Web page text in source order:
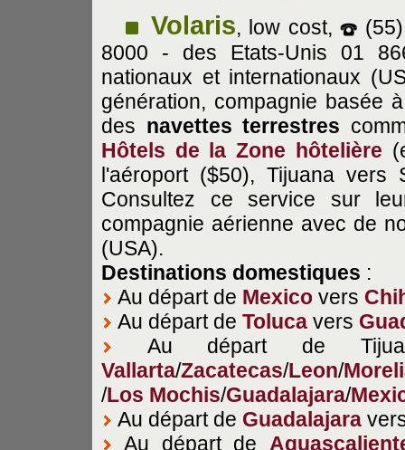
Volaris, low cost,
8000 - des Etats-Unis 01
nationaux et internationaux
génération, compagnie basée
des navettes terrestres
Hôtels de la Zone hôtelière
l'aéroport ($50), Tijuana
Consultez ce service sur
compagnie aérienne avec de
(USA).
Destinations domestiques :
Au départ de Mexico vers
Au départ de Toluca vers
Au départ de
Vallarta/Zacatecas/Leon/
/Los Mochis/Guadalajara/
Au départ de Guadalajara
Au départ de